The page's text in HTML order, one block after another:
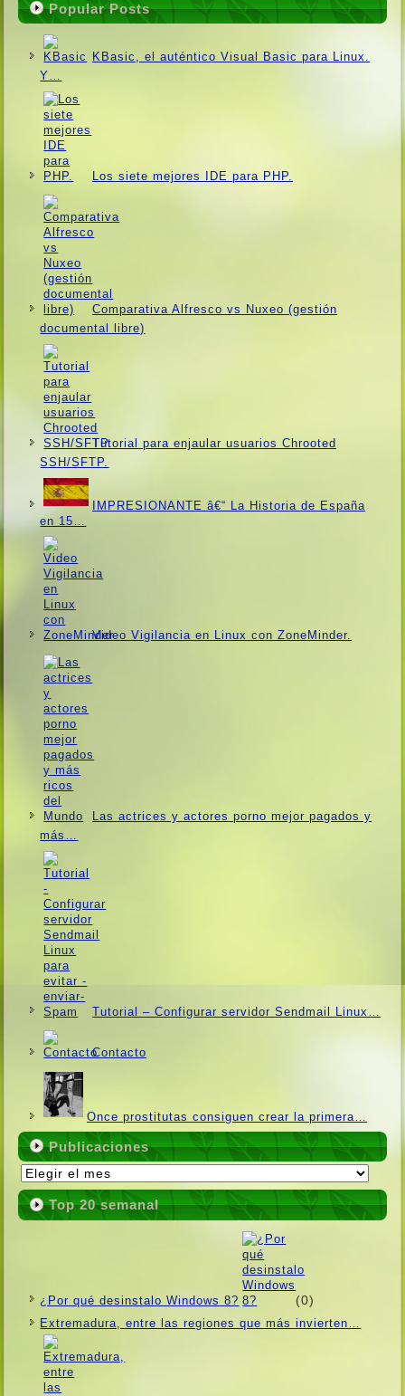
Popular Posts
KBasic, el auténtico Visual Basic para Linux.
Y…
Los siete mejores IDE para PHP.
Comparativa Alfresco vs Nuxeo (gestión
documental libre)
Tutorial para enjaular usuarios Chrooted
SSH/SFTP.
IMPRESIONANTE â€“ La Historia de España
en 15…
Video Vigilancia en Linux con ZoneMinder.
Las actrices y actores porno mejor pagados y
más…
Tutorial – Configurar servidor Sendmail Linux…
Contacto
Once prostitutas consiguen crear la primera…
Publicaciones
Publicaciones
Top 20 semanal
¿Por qué desinstalo Windows 8? (0)
Extremadura, entre las regiones que más invierten…